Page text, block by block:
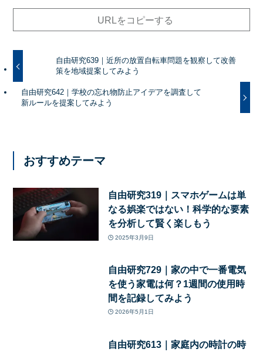
URLをコピーする
自由研究639｜近所の放置自転車問題を観察して改善
策を地域提案してみよう
自由研究642｜学校の忘れ物防止アイデアを調査して
新ルールを提案してみよう
おすすめテーマ
自由研究319｜スマホゲームは単
なる娯楽ではない！科学的な要素
を分析して賢く楽しもう
2025年3月9日
自由研究729｜家の中で一番電気
を使う家電は何？1週間の使用時
間を記録してみよう
2026年5月1日
自由研究613｜家庭内の時計の時